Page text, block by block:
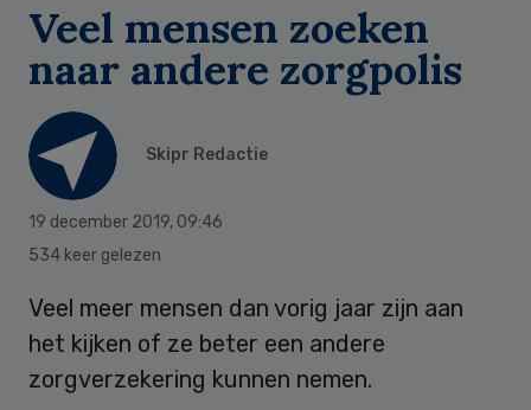
Veel mensen zoeken
naar andere zorgpolis
Skipr Redactie
19 december 2019, 09:46
534 keer gelezen
Veel meer mensen dan vorig jaar zijn aan
het kijken of ze beter een andere
zorgverzekering kunnen nemen.